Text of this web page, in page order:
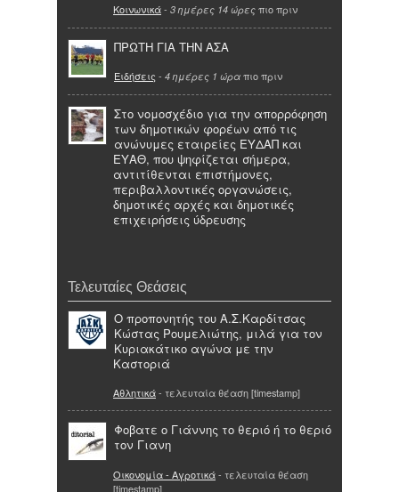
Κοινωνικά- 3 ημέρες 14 ώρες πιο πριν
ΠΡΩΤΗ ΓΙΑ ΤΗΝ ΑΣΑ
Ειδήσεις - 4 ημέρες 1 ώρα πιο πριν
Στο νομοσχέδιο για την απορρόφηση
των δημοτικών φορέων από τις
ανώνυμες εταιρείες ΕΥΔΑΠ και
ΕΥΑΘ, που ψηφίζεται σήμερα,
αντιτίθενται επιστήμονες,
περιβαλλοντικές οργανώσεις,
δημοτικές αρχές και δημοτικές
επιχειρήσεις ύδρευσης
Τελευταίες Θεάσεις
Ο προπονητής του Α.Σ.Καρδίτσας
Κώστας Ρουμελιώτης, μιλά για τον
Κυριακάτικο αγώνα με την
Καστοριά
Αθλητικά- τελευταία θέαση [timestamp]
Φοβατε ο Γιάννης το θεριό ή το θεριό
τον Γιανη
Οικονομία - Αγροτικά- τελευταία θέαση
[timestamp]